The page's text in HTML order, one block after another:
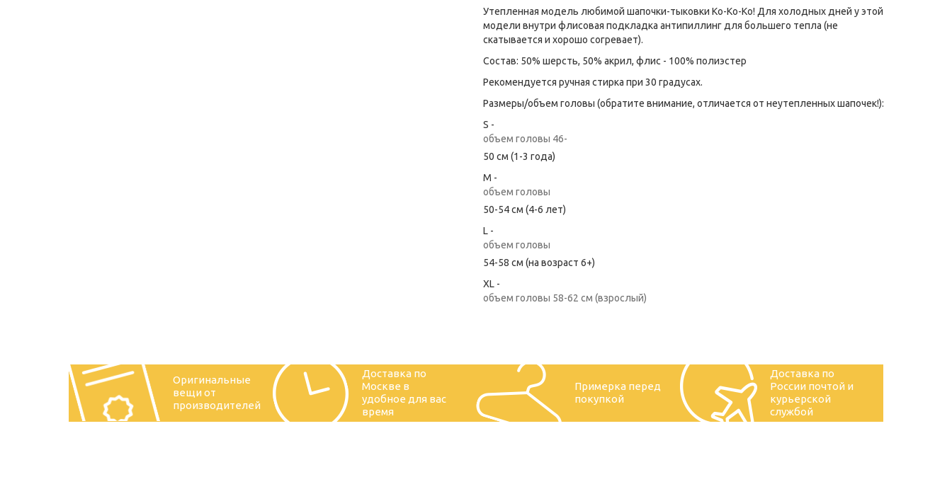
Утепленная модель любимой шапочки-тыковки Ko-Ko-Ko! Для холодных дней у этой
модели внутри флисовая подкладка антипиллинг для большего тепла (не
скатывается и хорошо согревает).
Состав: 50% шерсть, 50% акрил, флис - 100% полиэстер
Рекомендуется ручная стирка при 30 градусах.
Размеры/объем головы (обратите внимание, отличается от неутепленных шапочек!):
S -
объем головы 46-
50 см (1-3 года)
M -
объем головы
50-54 см (4-6 лет)
L -
объем головы
54-58 см (на возраст 6+)
XL -
объем головы 58-62 см (взрослый)
Оригинальные
вещи от
производителей
Доставка по
Москве в
удобное для вас
время
Примерка перед
покупкой
Доставка по
России почтой и
курьерской
службой